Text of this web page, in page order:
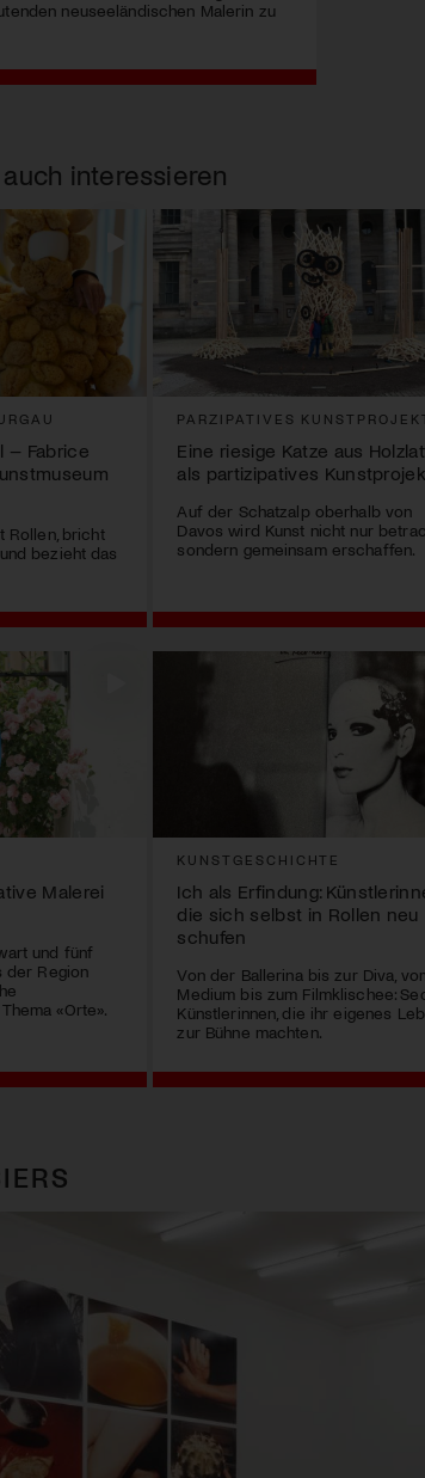
neuseeländischen Malerin zu
interessieren
– Fabrice
Rollen, bricht
bezieht das
PARZIPATIVES
Eine riesige Katze aus
als partizipatives
Auf der Schatzalp oberhalb von
Davos wird Kunst nicht nur
sondern gemeinsam erschaffen.
Malerei
und fünf
der Region
«Orte».
KUNSTGESCHICHTE
Ich als Erfindung:
die sich selbst in Rollen neu
schufen
Von der Ballerina bis zur Diva,
Medium bis zum Filmklischee:
Künstlerinnen, die ihr eigenes
zur Bühne machten.